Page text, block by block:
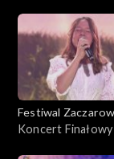
Fundacji Anny
Festiwal
Piosenki
Koncert Finałowy